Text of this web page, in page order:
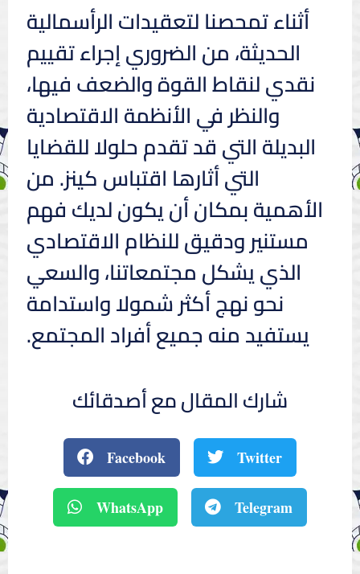
أثناء تمحصنا لتعقيدات الرأسمالية
الحديثة، من الضروري إجراء تقييم
نقدي لنقاط القوة والضعف فيها،
والنظر في الأنظمة الاقتصادية
البديلة التي قد تقدم حلولا للقضايا
التي أثارها اقتباس كينز. من
الأهمية بمكان أن يكون لديك فهم
مستنير ودقيق للنظام الاقتصادي
الذي يشكل مجتمعاتنا، والسعي
نحو نهج أكثر شمولا واستدامة
يستفيد منه جميع أفراد المجتمع.
شارك المقال مع أصدقائك
Facebook Twitter
WhatsApp Telegram